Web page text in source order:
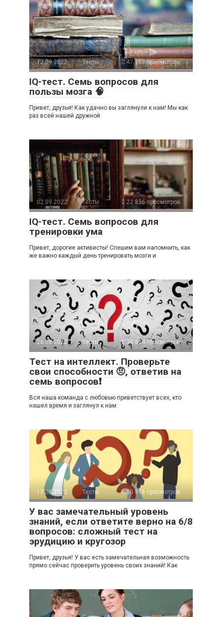
12.09.2022 Тесты 47 157 просмотров
IQ-тест. Семь вопросов для
пользы мозга 🧠
Привет, друзья! Как удачно вы заглянули к нам! Мы как
раз всей нашей дружной
02.09.2022 Тесты 22 836 просмотров
IQ-тест. Семь вопросов для
тренировки ума
Привет, дорогие активисты! Спешим вам напомнить, как
же важно каждый день тренировать мозги и
26.08.2022 Тесты 30 624 просмотров
Тест на интеллект. Проверьте
свои способности 🤨, ответив на
семь вопросов❗
Вся наша команда с любовью приветствует всех, кто
нашел время и заглянул к нам
17.08.2022 Тесты 50 816 просмотров
У вас замечательный уровень
знаний, если ответите верно на 6/8
вопросов: сложный тест на
эрудицию и кругозор
Привет, друзья! У вас есть замечательная возможность
прямо сейчас проверить уровень своих знаний! Как